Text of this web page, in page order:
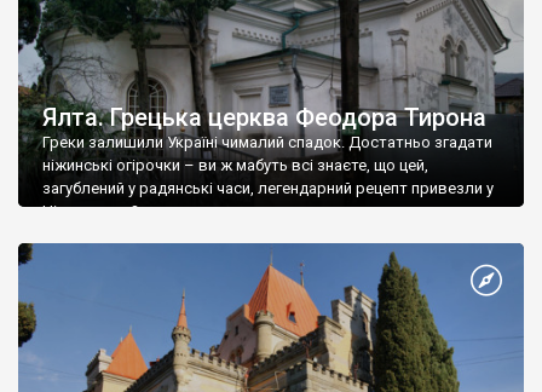
Ялта. Грецька церква Феодора Тирона
Греки залишили Україні чималий спадок. Достатньо згадати
ніжинські огірочки – ви ж мабуть всі знаєте, що цей,
загублений у радянські часи, легендарний рецепт привезли у
Ніжин греки?